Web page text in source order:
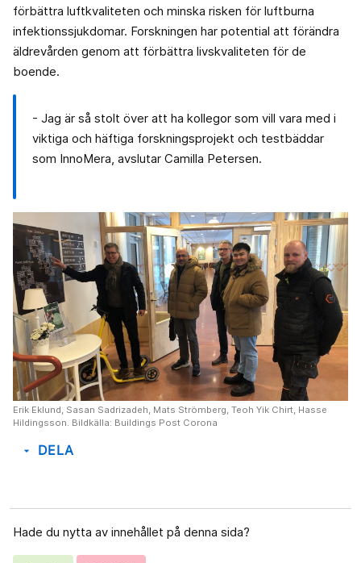
förbättra luftkvaliteten och minska risken för luftburna
infektionssjukdomar. Forskningen har potential att förändra
äldrevården genom att förbättra livskvaliteten för de
boende.
- Jag är så stolt över att ha kollegor som vill vara med i
viktiga och häftiga forskningsprojekt och testbäddar
som InnoMera, avslutar Camilla Petersen.
Erik Eklund, Sasan Sadrizadeh, Mats Strömberg, Teoh Yik Chirt, Hasse
Hildingsson. Bildkälla: Buildings Post Corona
arrow_drop_down DELA
Hade du nytta av innehållet på denna sida?